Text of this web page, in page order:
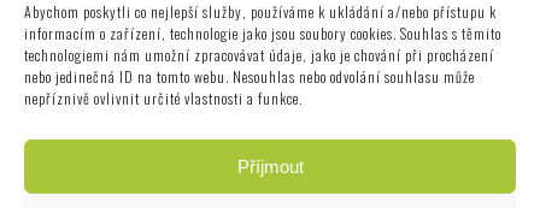
Abychom poskytli co nejlepší služby, používáme k ukládání a/nebo přístupu k
informacím o zařízení, technologie jako jsou soubory cookies. Souhlas s těmito
technologiemi nám umožní zpracovávat údaje, jako je chování při procházení
nebo jedinečná ID na tomto webu. Nesouhlas nebo odvolání souhlasu může
nepříznivě ovlivnit určité vlastnosti a funkce.
Příjmout
Novinky
SK Cyklo Chlubna
Často kladené dotazy
Reklamace a vrácení zboží
Všeobecné obchodní podmínky